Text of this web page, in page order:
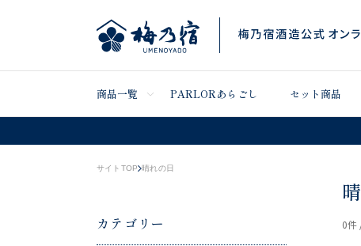
商品一覧 PARLORあらごし セット商品
サイトTOP 晴れの日
カテゴリー 0件